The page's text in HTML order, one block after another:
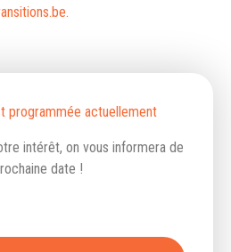
programmée actuellement
intérêt, on vous informera de
date !